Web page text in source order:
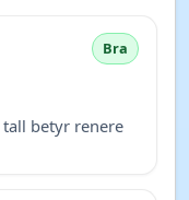
Bra
betyr renere